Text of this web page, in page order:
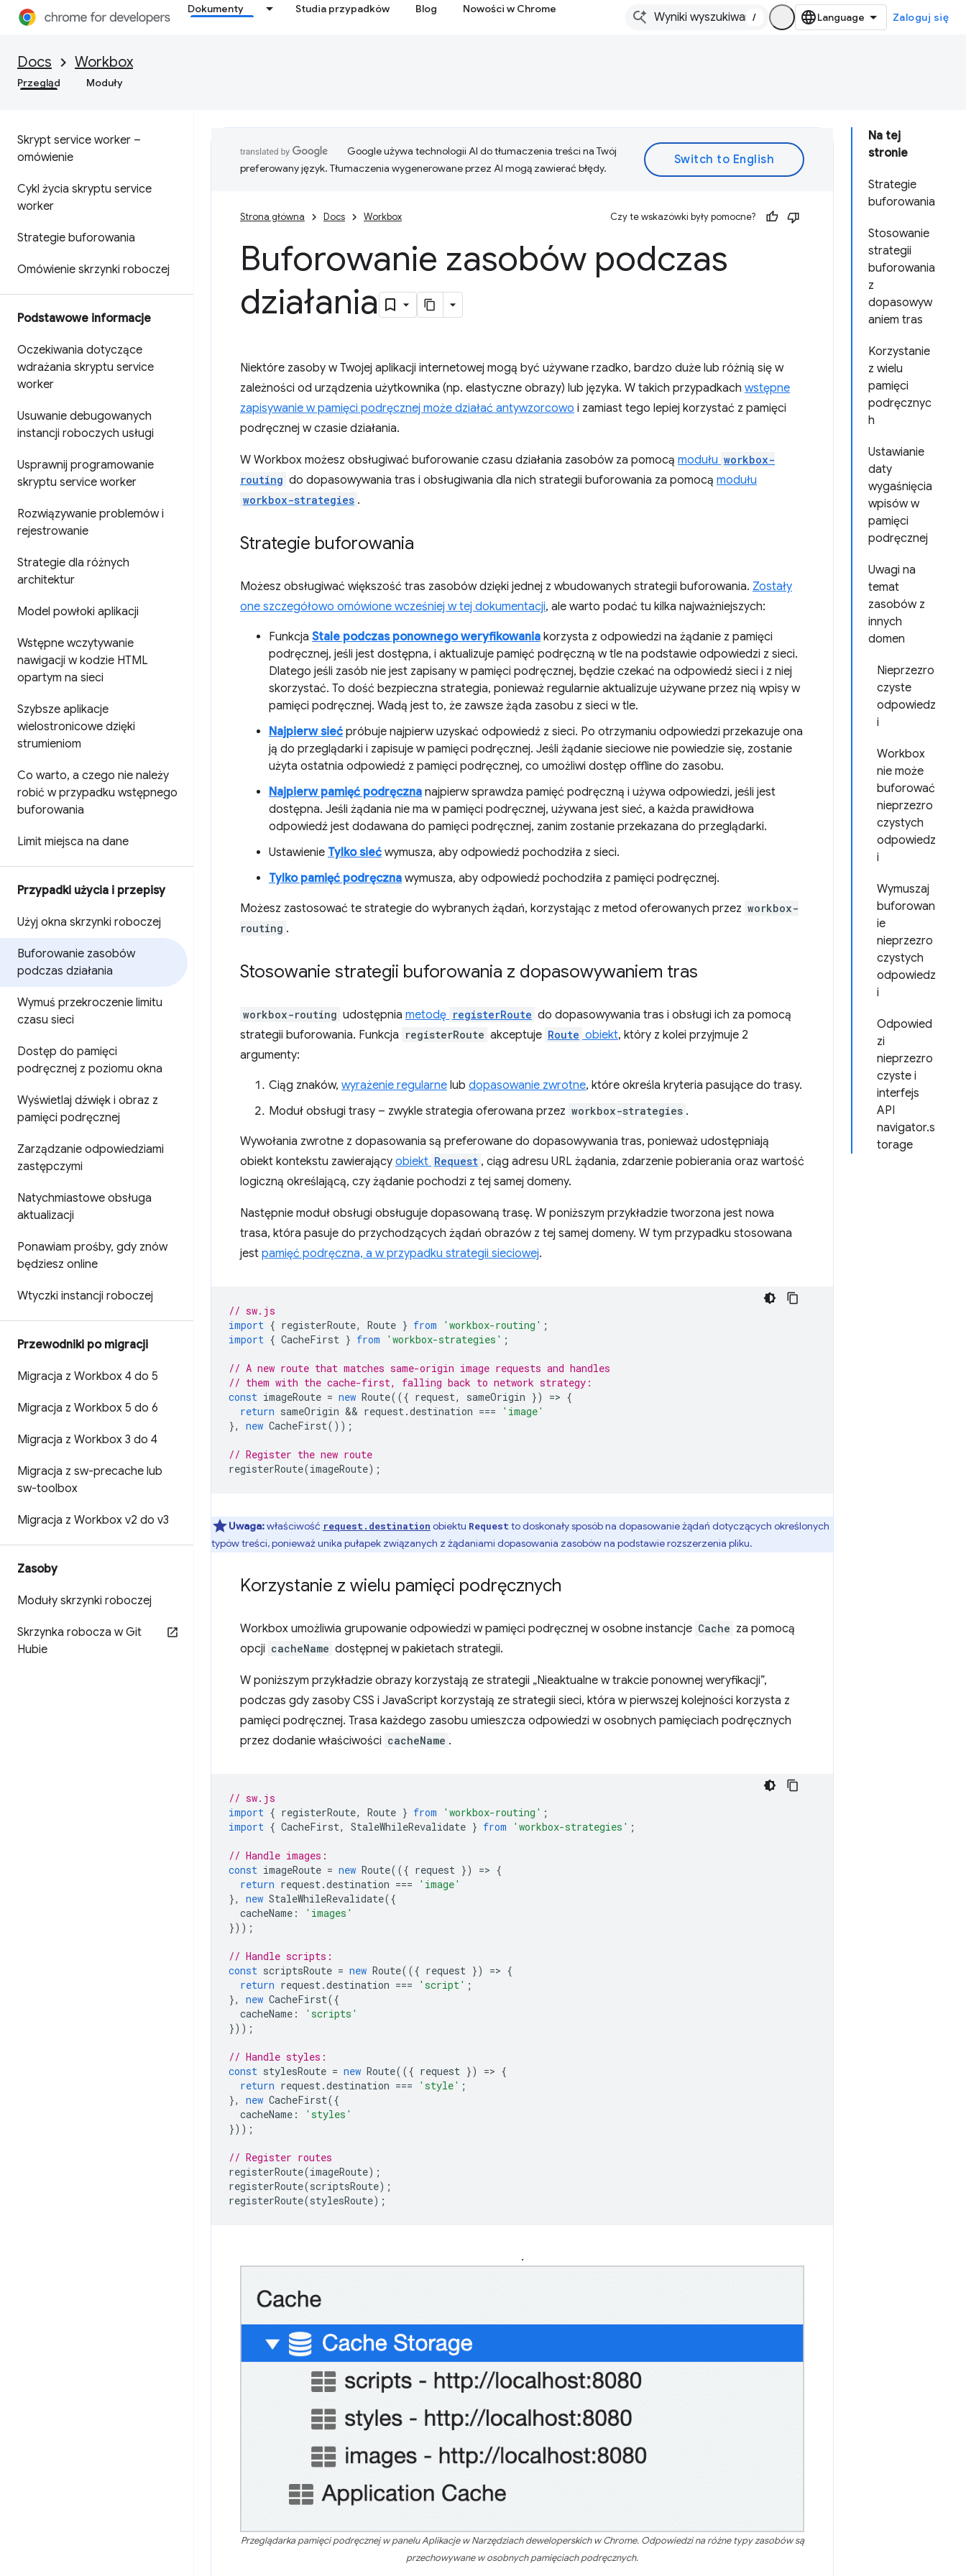
Dokumenty Studia przypadków Blog Nowości w Chrome
/ Zaloguj się
Docs Workbox
Przegląd Moduły
Skrypt service worker –
omówienie
Cykl życia skryptu service
worker
Strategie buforowania
Omówienie skrzynki roboczej
Podstawowe informacje
Oczekiwania dotyczące
wdrażania skryptu service
worker
Usuwanie debugowanych
instancji roboczych usługi
Usprawnij programowanie
skryptu service worker
Rozwiązywanie problemów i
rejestrowanie
Strategie dla różnych
architektur
Model powłoki aplikacji
Wstępne wczytywanie
nawigacji w kodzie HTML
opartym na sieci
Szybsze aplikacje
wielostronicowe dzięki
strumieniom
Co warto, a czego nie należy
robić w przypadku wstępnego
buforowania
Limit miejsca na dane
Przypadki użycia i przepisy
Użyj okna skrzynki roboczej
Buforowanie zasobów
podczas działania
Wymuś przekroczenie limitu
czasu sieci
Dostęp do pamięci
podręcznej z poziomu okna
Wyświetlaj dźwięk i obraz z
pamięci podręcznej
Zarządzanie odpowiedziami
zastępczymi
Natychmiastowe obsługa
aktualizacji
Ponawiam prośby, gdy znów
będziesz online
Wtyczki instancji roboczej
Przewodniki po migracji
Migracja z Workbox 4 do 5
Migracja z Workbox 5 do 6
Migracja z Workbox 3 do 4
Migracja z sw-precache lub
sw-toolbox
Migracja z Workbox v2 do v3
Zasoby
Moduły skrzynki roboczej
Skrzynka robocza w Git
Hubie
Na tej
stronie
Strategie
buforowania
Stosowanie
strategii
buforowania
z
dopasowyw
aniem tras
Korzystanie
z wielu
pamięci
podręcznyc
h
Ustawianie
daty
wygaśnięcia
wpisów w
pamięci
podręcznej
Uwagi na
temat
zasobów z
innych
domen
Nieprzezro
czyste
odpowiedz
i
Workbox
nie może
buforować
nieprzezro
czystych
odpowiedz
i
Wymuszaj
buforowan
ie
nieprzezro
czystych
odpowiedz
i
Odpowied
zi
nieprzezro
czyste i
interfejs
API
navigator.s
torage
Google używa technologii AI do tłumaczenia treści na Twój
preferowany język. Tłumaczenia wygenerowane przez AI mogą zawierać błędy.
Strona główna Docs Workbox Czy te wskazówki były pomocne?
Buforowanie zasobów podczas
działania
Niektóre zasoby w Twojej aplikacji internetowej mogą być używane rzadko, bardzo duże lub różnią się w
zależności od urządzenia użytkownika (np. elastyczne obrazy) lub języka. W takich przypadkach wstępne
zapisywanie w pamięci podręcznej może działać antywzorcowo i zamiast tego lepiej korzystać z pamięci
podręcznej w czasie działania.
W Workbox możesz obsługiwać buforowanie czasu działania zasobów za pomocą modułu workbox-
routing do dopasowywania tras i obsługiwania dla nich strategii buforowania za pomocą modułu
workbox-strategies .
Strategie buforowania
Możesz obsługiwać większość tras zasobów dzięki jednej z wbudowanych strategii buforowania. Zostały
one szczegółowo omówione wcześniej w tej dokumentacji, ale warto podać tu kilka najważniejszych:
Funkcja Stale podczas ponownego weryfikowania korzysta z odpowiedzi na żądanie z pamięci
podręcznej, jeśli jest dostępna, i aktualizuje pamięć podręczną w tle na podstawie odpowiedzi z sieci.
Dlatego jeśli zasób nie jest zapisany w pamięci podręcznej, będzie czekać na odpowiedź sieci i z niej
skorzystać. To dość bezpieczna strategia, ponieważ regularnie aktualizuje używane przez nią wpisy w
pamięci podręcznej. Wadą jest to, że zawsze żąda zasobu z sieci w tle.
Najpierw sieć próbuje najpierw uzyskać odpowiedź z sieci. Po otrzymaniu odpowiedzi przekazuje ona
ją do przeglądarki i zapisuje w pamięci podręcznej. Jeśli żądanie sieciowe nie powiedzie się, zostanie
użyta ostatnia odpowiedź z pamięci podręcznej, co umożliwi dostęp offline do zasobu.
Najpierw pamięć podręczna najpierw sprawdza pamięć podręczną i używa odpowiedzi, jeśli jest
dostępna. Jeśli żądania nie ma w pamięci podręcznej, używana jest sieć, a każda prawidłowa
odpowiedź jest dodawana do pamięci podręcznej, zanim zostanie przekazana do przeglądarki.
Ustawienie Tylko sieć wymusza, aby odpowiedź pochodziła z sieci.
Tylko pamięć podręczna wymusza, aby odpowiedź pochodziła z pamięci podręcznej.
Możesz zastosować te strategie do wybranych żądań, korzystając z metod oferowanych przez workbox-
routing .
Stosowanie strategii buforowania z dopasowywaniem tras
workbox-routing udostępnia metodę registerRoute do dopasowywania tras i obsługi ich za pomocą
strategii buforowania. Funkcja registerRoute akceptuje Route obiekt, który z kolei przyjmuje 2
argumenty:
Ciąg znaków, wyrażenie regularne lub dopasowanie zwrotne, które określa kryteria pasujące do trasy.
Moduł obsługi trasy – zwykle strategia oferowana przez workbox-strategies .
Wywołania zwrotne z dopasowania są preferowane do dopasowywania tras, ponieważ udostępniają
obiekt kontekstu zawierający obiekt Request , ciąg adresu URL żądania, zdarzenie pobierania oraz wartość
logiczną określającą, czy żądanie pochodzi z tej samej domeny.
Następnie moduł obsługi obsługuje dopasowaną trasę. W poniższym przykładzie tworzona jest nowa
trasa, która pasuje do przychodzących żądań obrazów z tej samej domeny. W tym przypadku stosowana
jest pamięć podręczna, a w przypadku strategii sieciowej.
// sw.js
import { registerRoute, Route } from 'workbox-routing' ;
import { CacheFirst } from 'workbox-strategies' ;
// A new route that matches same-origin image requests and handles
// them with the cache-first, falling back to network strategy:
const imageRoute = new Route(({ request, sameOrigin }) => {
return sameOrigin && request.destination ===
'image'
},
new CacheFirst());
// Register the new route
registerRoute(imageRoute);
Uwaga:właściwość request.destination obiektu Request to doskonały sposób na dopasowanie żądań dotyczących określonych
typów treści, ponieważ unika pułapek związanych z żądaniami dopasowania zasobów na podstawie rozszerzenia pliku.
Korzystanie z wielu pamięci podręcznych
Workbox umożliwia grupowanie odpowiedzi w pamięci podręcznej w osobne instancje Cache za pomocą
opcji cacheName dostępnej w pakietach strategii.
W poniższym przykładzie obrazy korzystają ze strategii „Nieaktualne w trakcie ponownej weryfikacji”,
podczas gdy zasoby CSS i JavaScript korzystają ze strategii sieci, która w pierwszej kolejności korzysta z
pamięci podręcznej. Trasa każdego zasobu umieszcza odpowiedzi w osobnych pamięciach podręcznych
przez dodanie właściwości cacheName .
// sw.js
import { registerRoute, Route } from 'workbox-routing' ;
import { CacheFirst, StaleWhileRevalidate } from 'workbox-strategies' ;
// Handle images:
const imageRoute = new Route(({ request }) => {
return request.destination ===
'image'
},
new StaleWhileRevalidate({
cacheName :
'images'
}));
// Handle scripts:
const scriptsRoute = new Route(({ request }) => {
return request.destination === 'script' ;
},
new CacheFirst({
cacheName :
'scripts'
}));
// Handle styles:
const stylesRoute = new Route(({ request }) => {
return request.destination === 'style' ;
},
new CacheFirst({
cacheName :
'styles'
}));
// Register routes
registerRoute(imageRoute);
registerRoute(scriptsRoute);
registerRoute(stylesRoute);
.
Przeglądarka pamięci podręcznej w panelu Aplikacje w Narzędziach deweloperskich w Chrome. Odpowiedzi na różne typy zasobów są
przechowywane w osobnych pamięciach podręcznych.